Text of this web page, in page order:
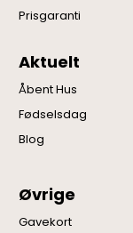
Prisgaranti
Aktuelt
Åbent Hus
Fødselsdag
Blog
Øvrige
Gavekort